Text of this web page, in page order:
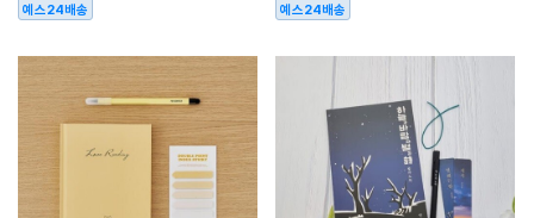
예스24배송 예스24배송